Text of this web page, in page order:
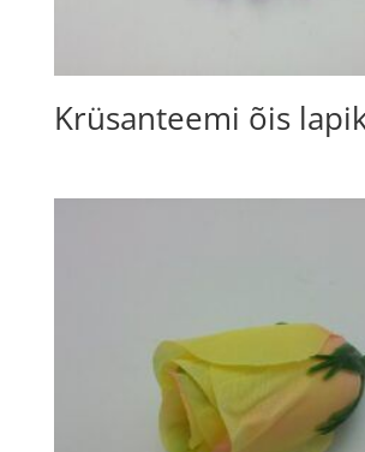
Krüsanteemi õis